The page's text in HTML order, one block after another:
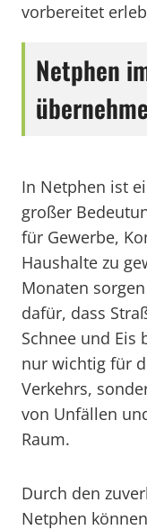
vorbereitet
Netphen
In Netphen ist
großer
für Gewerbe,
Haushalte zu
Monaten
dafür, dass
Schnee und
nur wichtig für
Verkehrs,
von Unfällen
Raum.
Durch den
Netphen